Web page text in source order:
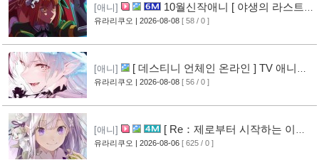
[애니]
10월신작애니 [ 야생의 라스트
보스가 나타났다! ] 2기 PV 영상 공개
유라리쿠오 | 2026-08-08 [ 58 / 0 ]
[애니]
[ 데스티니 언체인 온라인 ] TV 애니메
이션화 결정 [1]
유라리쿠오 | 2026-08-08 [ 56 / 0 ]
[애니]
[ Re：제로부터 시작하는 이세
계 생활 ] 4기 탈환편 PV 영상 공개
유라리쿠오 | 2026-08-06 [ 625 / 0 ]